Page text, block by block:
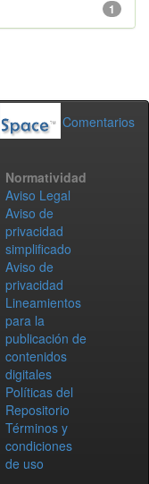
1
Comentarios
Normatividad
Aviso Legal
Aviso de
privacidad
simplificado
Aviso de
privacidad
Lineamientos
para la
publicación de
contenidos
digitales
Políticas del
Repositorio
Términos y
condiciones
de uso